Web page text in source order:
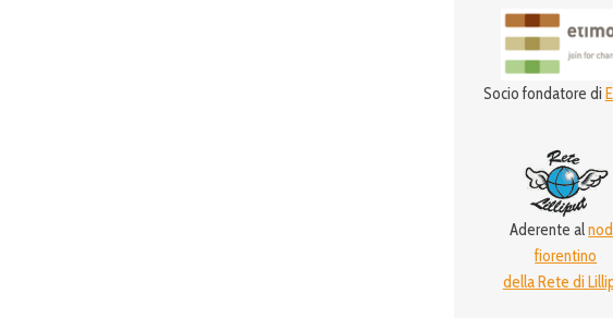
Socio fondatore di
Aderente al
fiorentino
della Rete di